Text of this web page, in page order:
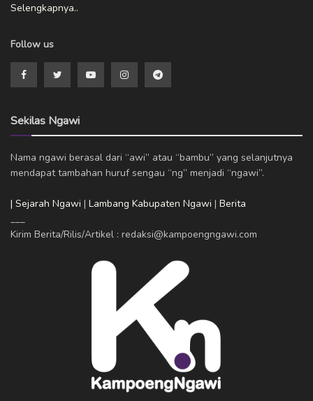
Selengkapnya..
Follow us
Sekilas Ngawi
Nama ngawi berasal dari “awi” atau “bambu” yang selanjutnya
mendapat tambahan huruf sengau “ng” menjadi “ngawi”.
| Sejarah Ngawi | Lambang Kabupaten Ngawi | Berita
Kirim Berita/Rilis/Artikel : redaksi@kampoengngawi.com